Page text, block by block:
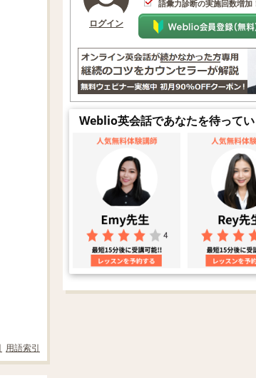
用語索引
ログイン
語彙力診断の実施回数増加
Weblio英会話であなたを待ってい